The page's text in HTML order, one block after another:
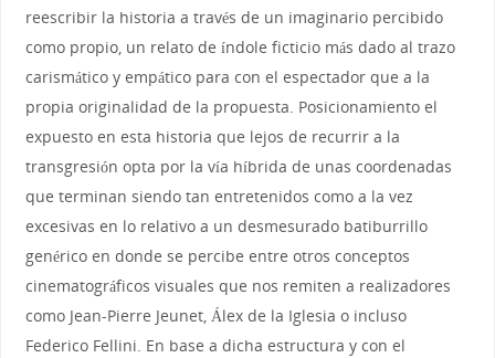
reescribir la historia a través de un imaginario percibido
como propio, un relato de índole ficticio más dado al trazo
carismático y empático para con el espectador que a la
propia originalidad de la propuesta. Posicionamiento el
expuesto en esta historia que lejos de recurrir a la
transgresión opta por la vía híbrida de unas coordenadas
que terminan siendo tan entretenidos como a la vez
excesivas en lo relativo a un desmesurado batiburrillo
genérico en donde se percibe entre otros conceptos
cinematográficos visuales que nos remiten a realizadores
como Jean-Pierre Jeunet, Álex de la Iglesia o incluso
Federico Fellini. En base a dicha estructura y con el